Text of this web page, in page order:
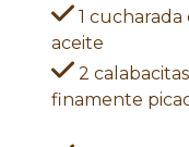
1 cucharada
aceite
2 calabacitas
finamente